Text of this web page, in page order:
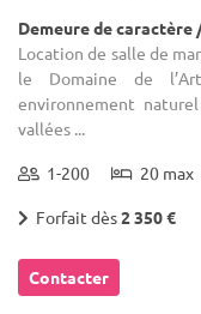
Demeure de caractère
Location de salle de
le Domaine de
environnement
vallées ...
1-200 20 max
Forfait dès2 350 €
Contacter